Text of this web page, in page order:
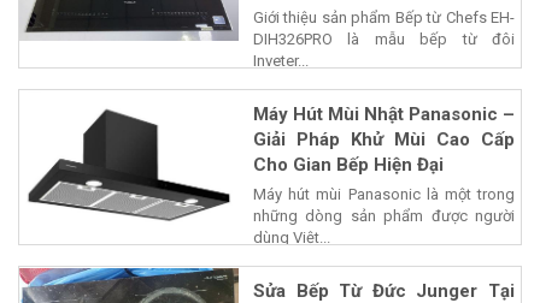
Giới thiệu sản phẩm Bếp từ Chefs EH-
DIH326PRO là mẫu bếp từ đôi
Inveter...
Máy Hút Mùi Nhật Panasonic –
Giải Pháp Khử Mùi Cao Cấp
Cho Gian Bếp Hiện Đại
Máy hút mùi Panasonic là một trong
những dòng sản phẩm được người
dùng Việt...
Sửa Bếp Từ Đức Junger Tại